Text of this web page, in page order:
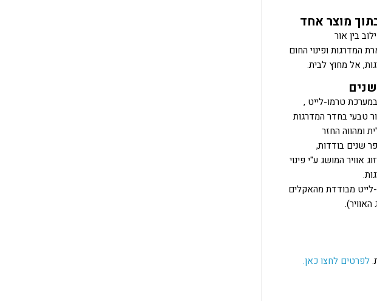
מוצר אחד
בין אור
המדרגות ופינוי החום
אל מחוץ לבית.
טרמו-לייט ,
טבעי בחדר המדרגות
ומהווה החזר
שנים בודדות,
אוויר המושג ע"י פינוי
מבודדת מהאקלים
האוויר).
לפרטים לחצו כאן.